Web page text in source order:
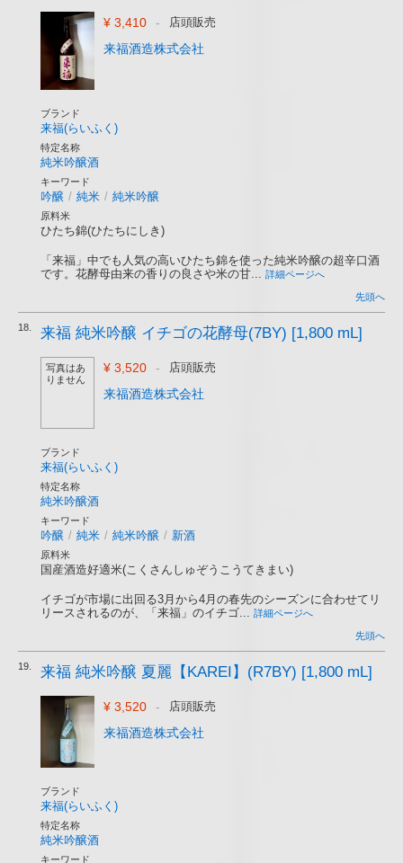
¥ 3,410 - 店頭販売
来福酒造株式会社
ブランド
来福(らいふく)
特定名称
純米吟醸酒
キーワード
吟醸 / 純米 / 純米吟醸
原料米
ひたち錦(ひたちにしき)
「来福」中でも人気の高いひたち錦を使った純米吟醸の超辛口酒
です。花酵母由来の香りの良さや米の甘... 詳細ページへ
先頭へ
18. 来福 純米吟醸 イチゴの花酵母(7BY) [1,800 mL]
写真はあ
りません
¥ 3,520 - 店頭販売
来福酒造株式会社
ブランド
来福(らいふく)
特定名称
純米吟醸酒
キーワード
吟醸 / 純米 / 純米吟醸 / 新酒
原料米
国産酒造好適米(こくさんしゅぞうこうてきまい)
イチゴが市場に出回る3月から4月の春先のシーズンに合わせてリ
リースされるのが、「来福」のイチゴ... 詳細ページへ
先頭へ
19. 来福 純米吟醸 夏麗【KAREI】(R7BY) [1,800 mL]
¥ 3,520 - 店頭販売
来福酒造株式会社
ブランド
来福(らいふく)
特定名称
純米吟醸酒
キーワード